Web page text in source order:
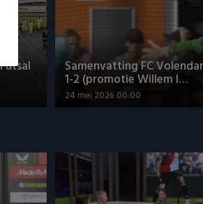
Samenvatting FC
1-2 (promotie Willem I…
24 mei 2026 00:00